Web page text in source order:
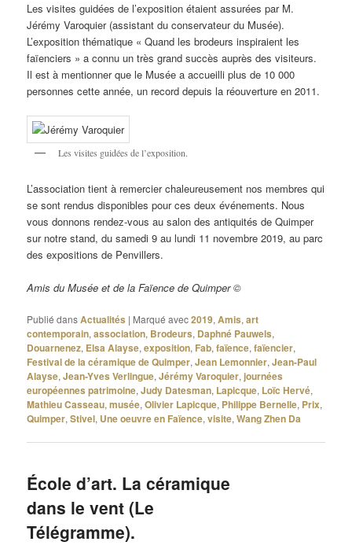
Les visites guidées de l’exposition étaient assurées par M.
Jérémy Varoquier (assistant du conservateur du Musée).
L’exposition thématique « Quand les brodeurs inspiraient les
faïenciers » a connu un très grand succès auprès des visiteurs.
Il est à mentionner que le Musée a accueilli plus de 10 000
personnes cette année, un record depuis la réouverture en 2011.
Les visites guidées de l’exposition.
L’association tient à remercier chaleureusement nos membres qui
se sont rendus disponibles pour ces deux événements. Nous
vous donnons rendez-vous au salon des antiquités de Quimper
sur notre stand, du samedi 9 au lundi 11 novembre 2019, au parc
des expositions de Penvillers.
Amis du Musée et de la Faïence de Quimper ©
Publié dansActualités | Marqué avec2019,Amis,art
contemporain,association, Brodeurs, Daphné Pauwels,
Douarnenez, Elsa Alayse,exposition, Fab,faïence,faïencier,
Festival de la céramique de Quimper,Jean Lemonnier,Jean-Paul
Alayse,Jean-Yves Verlingue,Jérémy Varoquier,journées
européennes patrimoine,Judy Datesman, Lapicque, Loïc Hervé,
Mathieu Casseau,musée,Olivier Lapicque, Philippe Bernelle, Prix,
Quimper,Stivel, Une oeuvre en Faïence,visite,Wang Zhen Da
École d’art. La céramique
dans le vent (Le
Télégramme).